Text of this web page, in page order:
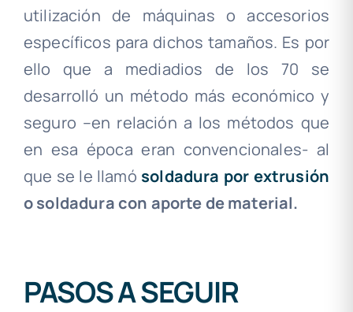
utilización de máquinas o accesorios
específicos para dichos tamaños. Es por
ello que a mediadios de los 70 se
desarrolló un método más económico y
seguro –en relación a los métodos que
en esa época eran convencionales- al
que se le llamó soldadura por extrusión
o soldadura con aporte de material.
PASOS A SEGUIR